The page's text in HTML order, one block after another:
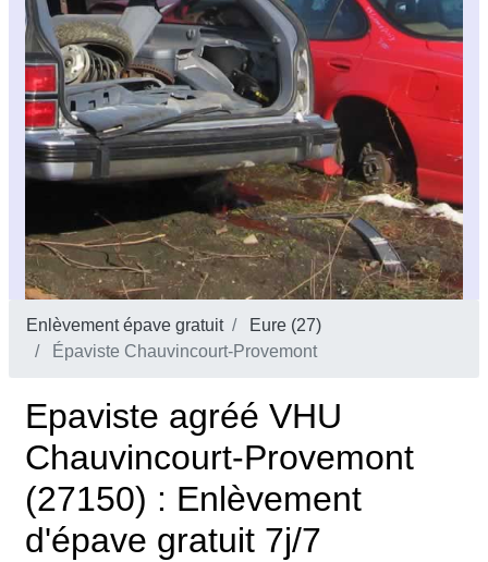
Enlèvement épave gratuit
Eure (27)
Épaviste Chauvincourt-Provemont
Epaviste agréé VHU
Chauvincourt-Provemont
(27150) : Enlèvement
d'épave gratuit 7j/7